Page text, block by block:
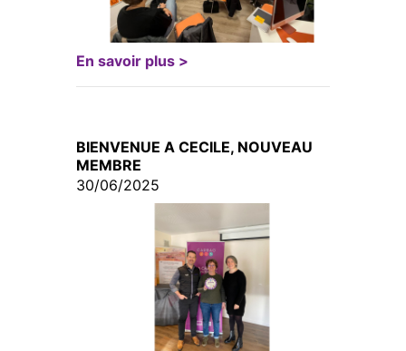
En savoir plus >
BIENVENUE A CECILE, NOUVEAU
MEMBRE
30/06/2025